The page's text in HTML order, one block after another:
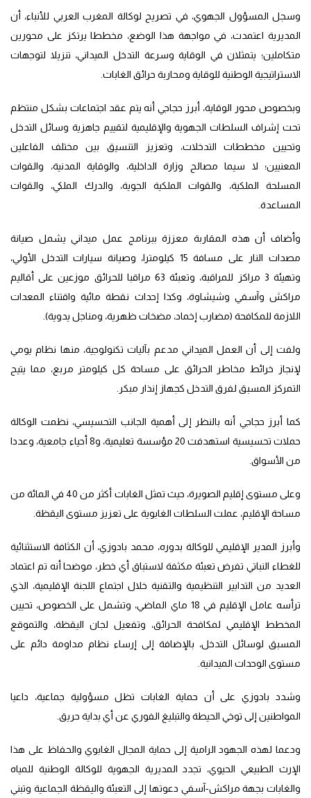
وسجل المسؤول الجهوي، في تصريح لوكالة المغرب العربي للأنباء، أن
المديرية اعتمدت، في مواجهة هذا الوضع، مخططا يرتكز على محورين
متكاملين؛ يتمثلان في الوقاية وسرعة التدخل الميداني، تنزيلا لتوجهات
الاستراتيجية الوطنية للوقاية ومحاربة حرائق الغابات.
وبخصوص محور الوقاية، أبرز حجاجي أنه يتم عقد اجتماعات بشكل منتظم
تحت إشراف السلطات الجهوية والإقليمية لتقييم جاهزية وسائل التدخل
وتحيين مخططات التدخلات، وتعزيز التنسيق بين مختلف الفاعلين
المعنيين؛ لا سيما مصالح وزارة الداخلية، والوقاية المدنية، والقوات
المسلحة الملكية، والقوات الملكية الجوية، والدرك الملكي، والقوات
المساعدة.
وأضاف أن هذه المقاربة معززة ببرنامج عمل ميداني يشمل صيانة
مصدات النار على مسافة 15 كيلومترا، وصيانة سيارات التدخل الأولي،
وتهيئة 3 مراكز للمراقبة، وتعبئة 63 مراقبا للحرائق موزعين على أقاليم
مراكش وآسفي وشيشاوة، وكذا إحداث نقطة مائية واقتناء المعدات
اللازمة للمكافحة (مضارب إخماد، مضخات ظهرية، ومناجل يدوية).
ولفت إلى أن العمل الميداني مدعم بآليات تكنولوجية، منها نظام يومي
لإنجاز خرائط مخاطر الحرائق على مساحة كل كيلومتر مربع، مما يتيح
التمركز المسبق لفرق التدخل كجهاز إنذار مبكر.
كما أبرز حجاجي أنه بالنظر إلى أهمية الجانب التحسيسي، نظمت الوكالة
حملات تحسيسية استهدفت 20 مؤسسة تعليمية، و8 أحياء جامعية، وعددا
من الأسواق.
وعلى مستوى إقليم الصويرة، حيث تمثل الغابات أكثر من 40 في المائة من
مساحة الإقليم، عملت السلطات الغابوية على تعزيز مستوى اليقظة.
وأبرز المدير الإقليمي للوكالة بدوره، محمد بادوزي، أن الكثافة الاستثنائية
للغطاء النباتي تفرض تعبئة مكثفة لاستباق أي خطر، موضحا أنه تم اعتماد
العديد من التدابير التنظيمية والتقنية خلال اجتماع اللجنة الإقليمية، الذي
ترأسه عامل الإقليم في 18 ماي الماضي، وتشمل على الخصوص، تحيين
المخطط الإقليمي لمكافحة الحرائق، وتفعيل لجان اليقظة، والتموقع
المسبق لوسائل التدخل، بالإضافة إلى إرساء نظام مداومة دائم على
مستوى الوحدات الميدانية.
وشدد بادوزي على أن حماية الغابات تظل مسؤولية جماعية، داعيا
المواطنين إلى توخي الحيطة والتبليغ الفوري عن أي بداية حريق.
ودعما لهذه الجهود الرامية إلى حماية المجال الغابوي والحفاظ على هذا
الإرث الطبيعي الحيوي، تجدد المديرية الجهوية للوكالة الوطنية للمياه
والغابات بجهة مراكش-آسفي دعوتها إلى التعبئة واليقظة الجماعية وتبني